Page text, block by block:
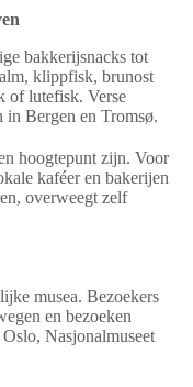
bakkerijsnacks tot
klippfisk, brunost
of lutefisk. Verse
in Bergen en Tromsø.
hoogtepunt zijn. Voor
kaféer en bakerijen
overweegt zelf
musea. Bezoekers
en bezoeken
Nasjonalmuseet